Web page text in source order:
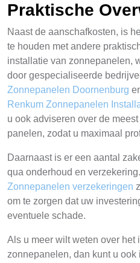
Praktische
Naast de aanschafkosten, is
te houden met andere
installatie van zonnepanelen,
door gespecialiseerde
Zonnepanelen Doornenburg
Renkum Zonnepanelen
u ook adviseren over de
panelen, zodat u maximaal
Daarnaast is er een aantal
qua onderhoud en verzekering.
Zonnepanelen verzekeringen
om te zorgen dat uw
eventuele schade.
Als u meer wilt weten over het
zonnepanelen, dan kunt u